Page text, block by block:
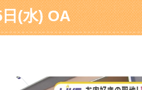
(水) OA